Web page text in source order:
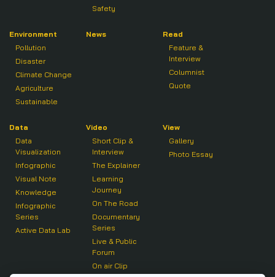
Safety
Environment
Pollution
Disaster
Climate Change
Agriculture
Sustainable
News
Read
Feature &
Interview
Columnist
Quote
Data
Data
Visualization
Infographic
Visual Note
Knowledge
Infographic
Series
Active Data Lab
Video
Short Clip &
Interview
The Explainer
Learning
Journey
On The Road
Documentary
Series
Live & Public
Forum
On air Clip
View
Gallery
Photo Essay